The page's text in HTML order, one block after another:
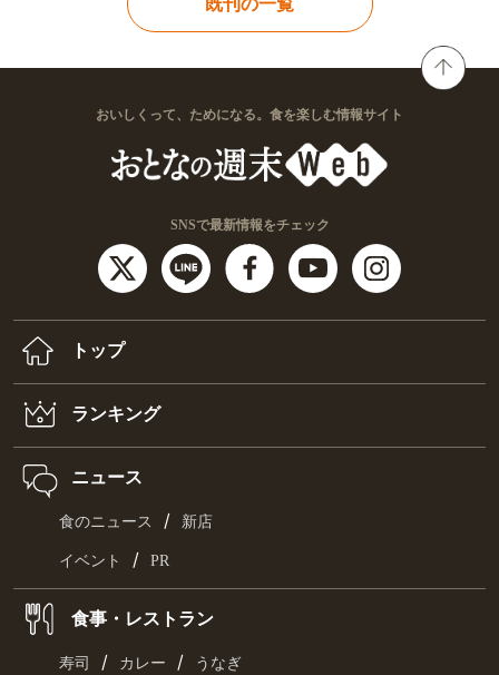
既刊の一覧
おいしくって、ためになる。食を楽しむ情報サイト
SNSで最新情報をチェック
トップ
ランキング
ニュース
食のニュース / 新店
イベント / PR
食事・レストラン
寿司 / カレー / うなぎ